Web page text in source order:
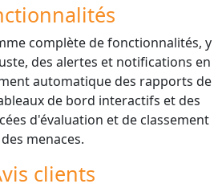
complète de fonctionnalités, y
des alertes et notifications en
automatique des rapports de
de bord interactifs et des
d'évaluation et de classement
des menaces.
clients